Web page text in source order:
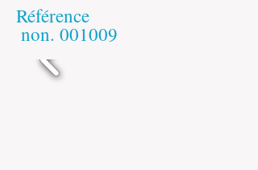
Référence
non. 001009